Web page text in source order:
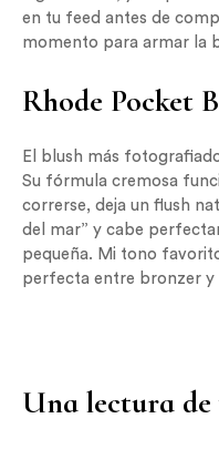
en tu feed antes de
momento para armar la
Rhode Pocket
El blush más
Su fórmula cremosa
correrse, deja un flush
del mar” y cabe
pequeña. Mi tono
perfecta entre bronzer y
Una lectura de